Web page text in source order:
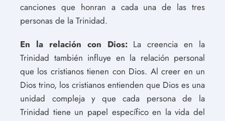
canciones que honran a cada una de las tres
personas de la Trinidad.
En la relación con Dios:La creencia en la
Trinidad también influye en la relación personal
que los cristianos tienen con Dios. Al creer en un
Dios trino, los cristianos entienden que Dios es una
unidad compleja y que cada persona de la
Trinidad tiene un papel específico en la vida del